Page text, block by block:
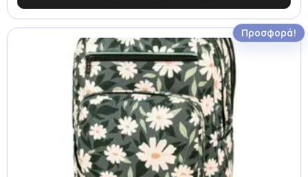
Προσφορά!